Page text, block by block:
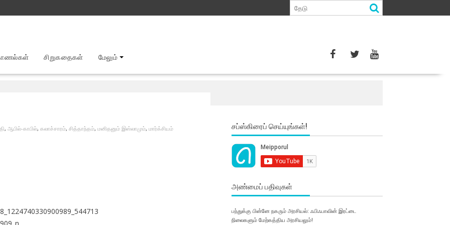
சிறுகதைகள் மேலும்
, ஆபில்-காபில், கலாச்சாரம், சித்தாந்தம், மனிதனும் இஸ்லாமும், மார்க்சியம் சப்ஸ்கிரைப் செய்யுங்கள்!
அண்மைப் பதிவுகள்
பந்துக்கு பின்னே நகரும் அரசியல்: ஃபிஃபாவின் இரட்டை
நிலைகளும் மேற்கத்திய அரசியலும்!